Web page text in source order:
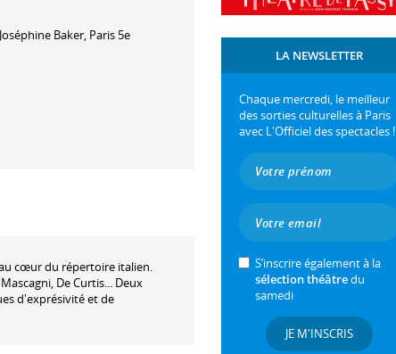
Baker, Paris 5e
cœur du répertoire italien.
De Curtis... Deux
d'exprésivité et de
LA NEWSLETTER
Chaque mercredi, le meilleur
des sorties culturelles à Paris
avec L'Officiel des spectacles !
S’inscrire également à la
sélection théâtredu
samedi
JE M'INSCRIS